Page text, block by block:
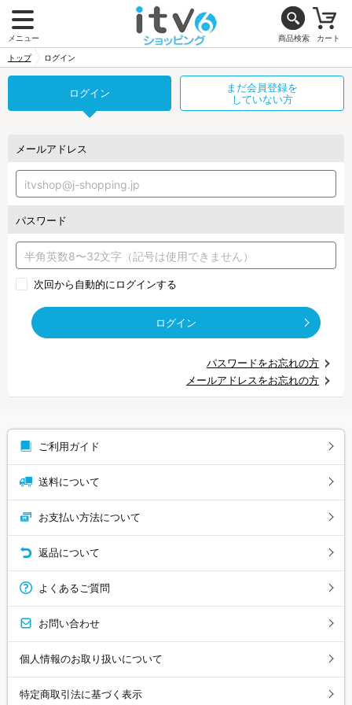
メニュー 商品検索 カート
トップ ログイン
ログイン
まだ会員登録を
していない方
メールアドレス
パスワード
次回から自動的にログインする
ログイン
パスワードをお忘れの方
メールアドレスをお忘れの方
ご利用ガイド
送料について
お支払い方法について
返品について
よくあるご質問
お問い合わせ
個人情報のお取り扱いについて
特定商取引法に基づく表示